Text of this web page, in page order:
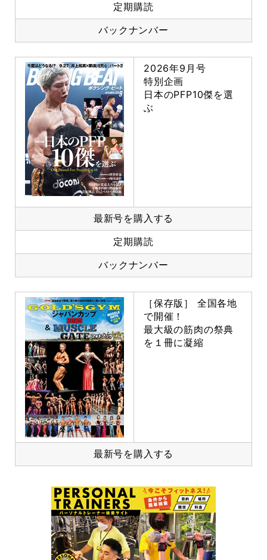
定期購読
バックナンバー
2026年9月号
特別企画
日本のPFP10傑を選
ぶ
最新号を購入する
定期購読
バックナンバー
［保存版］ 全国各地
で開催！
最大級の筋肉の祭典
を１冊に凝縮
最新号を購入する